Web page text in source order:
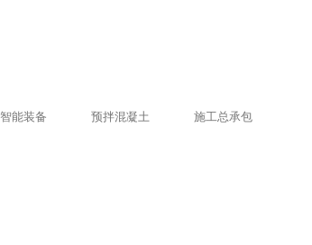
智能装备 预拌混凝土 施工总承包